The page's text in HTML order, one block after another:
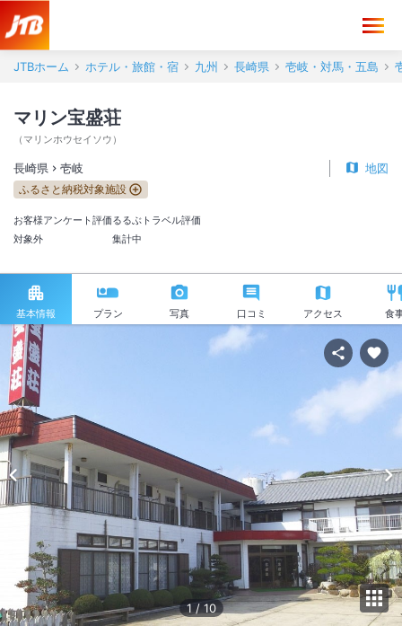
JTBホーム ホテル・旅館・宿 九州 長崎県 壱岐・対馬・五島
マリン宝盛荘
（ マリンホウセイソウ ）
長崎県 壱岐 地図
ふるさと納税対象施設
お客様アンケート評価
対象外
るるぶトラベル評価
集計中
基本情報 プラン 写真 口コミ アクセス 食
1 / 10